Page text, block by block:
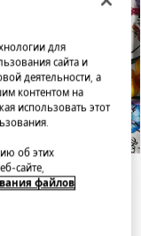
для
сайта и
деятельности, а
контентом на
использовать этот
об этих
сайте,
файлов